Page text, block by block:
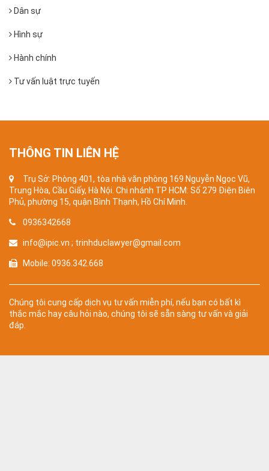
Dân sự
Hình sự
Hành chính
Tư vấn luật trực tuyến
THÔNG TIN LIÊN HỆ
Trụ Sở: Phòng 401, tòa nhà văn phòng 169 Nguyễn Ngọc Vũ,
Trung Hòa, Cầu Giấy, Hà Nội. Chi nhánh TP HCM: Số 279 Điện Biên
Phủ, phường 15, quận Bình Thạnh, Hồ Chí Minh.
0936342668
info@ipic.vn ; trinhduclawyer@gmail.com
Mobile: 0936.342.668
Chúng tôi cung cấp dịch vụ tư vấn miễn phí, nếu bạn có bất kì
thắc mắc hay câu hỏi nào, chúng tôi sẽ sẵn sàng tư vấn và giải
đáp.